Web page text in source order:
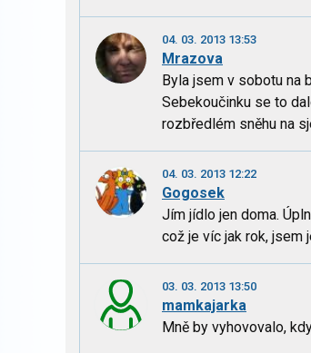
04. 03. 2013 13:53
Mrazova
Byla jsem v sobotu na
Sebekoučinku se to
rozbředlém sněhu na
04. 03. 2013 12:22
Gogosek
Jím jídlo jen doma.
což je víc jak rok, jsem
03. 03. 2013 13:50
mamkajarka
Mně by vyhovovalo,